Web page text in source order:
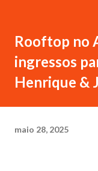
Rooftop no
ingressos
Henrique &
maio 28, 2025